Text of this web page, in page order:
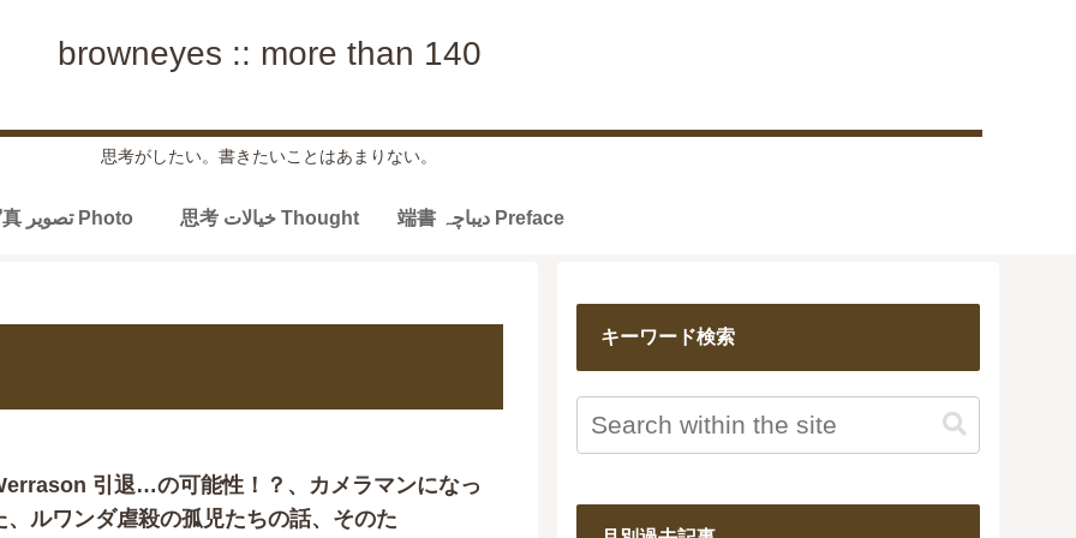
browneyes :: more than 140
思考がしたい。書きたいことはあまりない。
写真 تصویر Photo 思考 خیالات Thought 端書 دیباچہ Preface
引退…の可能性！？、カメラマンになっ
、ルワンダ虐殺の孤児たちの話、そのた
キーワード検索